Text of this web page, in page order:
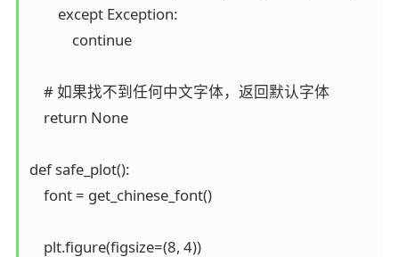
        except Exception:
            continue
    # 如果找不到任何中文字体，返回默认字体
    return None
def safe_plot():
    font = get_chinese_font()
    plt.figure(figsize=(8, 4))